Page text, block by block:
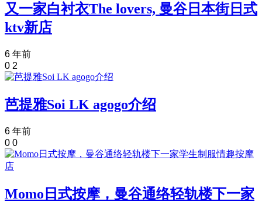
又一家白衬衣The lovers, 曼谷日本街日式
ktv新店
6 年前
0 2
芭提雅Soi LK agogo介绍
6 年前
0 0
Momo日式按摩，曼谷通络轻轨楼下一家